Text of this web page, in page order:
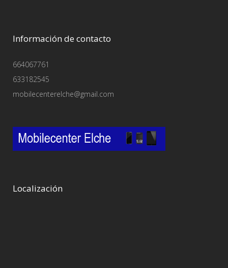
Información de contacto
664067761
633182545
mobilecenterelche@gmail.com
Localización